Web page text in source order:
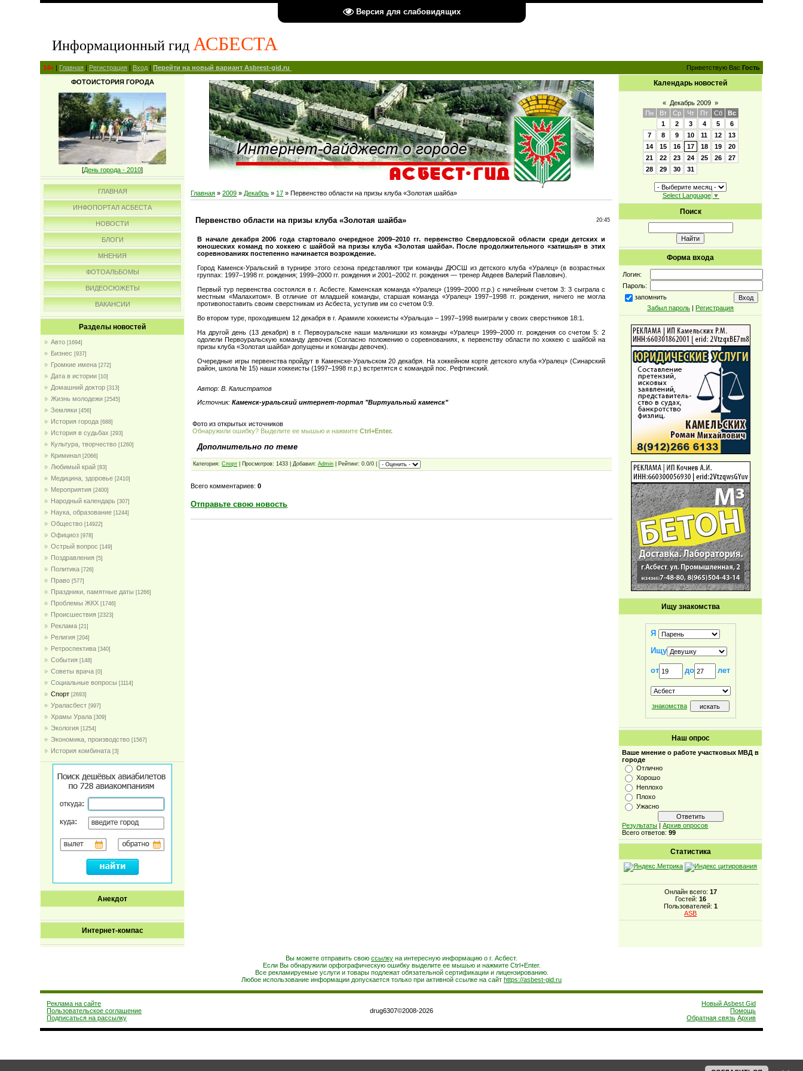
Версия для слабовидящих
Информационный гид АСБЕСТА
14+ | Главная | Регистрация | Вход |Перейти на новый вариант Asbrest-gid.ru Приветствую Вас Гость
ФОТОИСТОРИЯ ГОРОДА
[День города - 2010]
ГЛАВНАЯ
ИНФОПОРТАЛ АСБЕСТА
НОВОСТИ
БЛОГИ
МНЕНИЯ
ФОТОАЛЬБОМЫ
ВИДЕОСЮЖЕТЫ
ВАКАНСИИ
Разделы новостей
Авто [1694]
Бизнес [937]
Громкие имена [272]
Дата в истории [10]
Домашний доктор [313]
Жизнь молодежи [2545]
Земляки [456]
История города [688]
История в судьбах [293]
Культура, творчество [1260]
Криминал [2066]
Любимый край [83]
Медицина, здоровье [2410]
Мероприятия [2400]
Народный календарь [307]
Наука, образование [1244]
Общество [14922]
Официоз [978]
Острый вопрос [149]
Поздравления [5]
Политика [726]
Право [577]
Праздники, памятные даты [1266]
Проблемы ЖКХ [1746]
Проиcшествия [2323]
Реклама [21]
Религия [204]
Ретроспектива [340]
События [148]
Советы врача [0]
Социальные вопросы [1114]
Спорт [2693]
Ураласбест [997]
Храмы Урала [309]
Экология [1254]
Экономика, производство [1567]
История комбината [3]
Анекдот
Интернет-компас
Главная »2009 » Декабрь » 17 » Первенство области на призы клуба «Золотая шайба»
Первенство области на призы клуба «Золотая шайба» 20:45
В начале декабря 2006 года стартовало очередное 2009–2010 гг. первенство Свердловской области среди детских и
юношеских команд по хоккею с шайбой на призы клуба «Золотая шайба». После продолжительного «затишья» в этих
соревнованиях постепенно начинается возрождение.
Город Каменск-Уральский в турнире этого сезона представляют три команды ДЮСШ из детского клуба «Уралец» (в возрастных
группах: 1997–1998 гг. рождения; 1999–2000 гг. рождения и 2001–2002 гг. рождения — тренер Авдеев Валерий Павлович).
Первый тур первенства состоялся в г. Асбесте. Каменская команда «Уралец» (1999–2000 гг.р.) с ничейным счетом 3: 3 сыграла с
местным «Малахитом». В отличие от младшей команды, старшая команда «Уралец» 1997–1998 гг. рождения, ничего не могла
противопоставить своим сверстникам из Асбеста, уступив им со счетом 0:9.
Во втором туре, проходившем 12 декабря в г. Арамиле хоккеисты «Уральца» – 1997–1998 выиграли у своих сверстников 18:1.
На другой день (13 декабря) в г. Первоуральске наши мальчишки из команды «Уралец» 1999–2000 гг. рождения со счетом 5: 2
одолели Первоуральскую команду девочек (Согласно положению о соревнованиях, к первенству области по хоккею с шайбой на
призы клуба «Золотая шайба» допущены и команды девочек).
Очередные игры первенства пройдут в Каменске-Уральском 20 декабря. На хоккейном корте детского клуба «Уралец» (Синарский
район, школа № 15) наши хоккеисты (1997–1998 гг.р.) встретятся с командой пос. Рефтинский.
Автор: В. Калистратов
Источник:Каменск-уральский интернет-портал "Виртуальный каменск"
Фото из открытых источников
Обнаружили ошибку? Выделите ее мышью и нажмитеCtrl+Enter.
Дополнительно по теме
Категория:Спорт | Просмотров: 1433 | Добавил:Admin | Рейтинг: 0.0/0 |
Всего комментариев:0
Отправьте свою новость
Календарь новостей
« Декабрь 2009 »
Пн
Вт Ср Чт Пт Сб
Вс
1
2 3 4 5
6
7
8 9 10 11 12
13
14
15 16 17 18 19
20
21
22 23 24 25 26
27
28
29 30 31
Select Language ▼
Поиск
Форма входа
Логин:
Пароль:
запомнить
Забыл пароль | Регистрация
Ищу знакомства
Я
Ищу
от до лет
знакомства
Наш опрос
Ваше мнение о работе участковых МВД в
городе
Отлично
Хорошо
Неплохо
Плохо
Ужасно
Результаты |Архив опросов
Всего ответов:99
Статистика
Онлайн всего: 17
Гостей: 16
Пользователей: 1
ASB
Вы можете отправить свою ссылку на интересную информацию о г. Асбест.
Если Вы обнаружили орфографическую ошибку выделите ее мышью и нажмите Ctrl+Enter.
Все рекламируемые услуги и товары подлежат обязательной сертификации и лицензированию.
Любое использование информации допускается только при активной ссылке на сайт https://asbest-gid.ru
Реклама на сайте
Пользовательское соглашение
Подписаться на рассылку
drug6307©2008-2026
Новый Asbest Gid
Помощь
Обратная связь Архив